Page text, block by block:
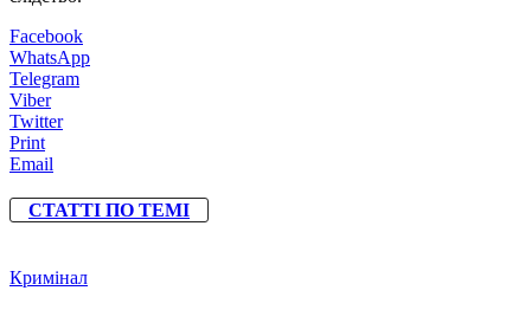
Facebook
WhatsApp
Telegram
Viber
Twitter
Print
Email
СТАТТІ ПО ТЕМІ
Кримінал